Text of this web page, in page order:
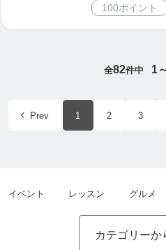
100ポイント
全82件中 1
Prev 1 2 3
イベント レッスン グルメ
カテゴリーか